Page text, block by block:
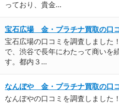
っており、貴金...
宝石広場 金・プラチナ買取の口
宝石広場の口コミを調査しました
で、渋谷で長年にわたって商いを
す。都内３...
なんぼや 金・プラチナ買取の口
なんぼやの口コミを調査しました